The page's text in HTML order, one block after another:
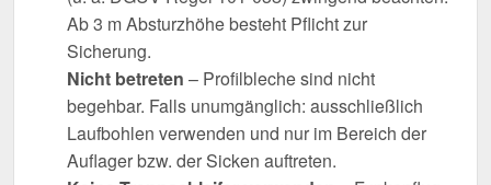
Ab 3 m Absturzhöhe besteht Pflicht zur
Sicherung.
Nicht betreten – Profilbleche sind nicht
begehbar. Falls unumgänglich: ausschließlich
Laufbohlen verwenden und nur im Bereich der
Auflager bzw. der Sicken auftreten.